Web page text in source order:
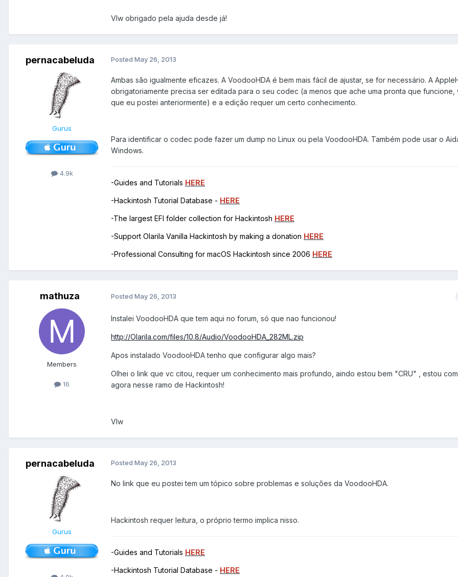
Vlw obrigado pela ajuda desde já!
pernacabeluda
Gurus
4.9k
Posted May 26, 2013
Ambas são igualmente eficazes. A VoodooHDA é bem mais fácil de ajustar, se for necessário. A
obrigatoriamente precisa ser editada para o seu codec (a menos que ache uma pronta que funcione,
que eu postei anteriormente) e a edição requer um certo conhecimento.
Para identificar o codec pode fazer um dump no Linux ou pela VoodooHDA. Também pode usar o
Windows.
-Guides and Tutorials HERE
-Hackintosh Tutorial Database - HERE
-The largest EFI folder collection for Hackintosh HERE
-Support Olarila Vanilla Hackintosh by making a donation HERE
-Professional Consulting for macOS Hackintosh since 2006 HERE
mathuza
Members
16
Posted May 26, 2013
Instalei VoodooHDA que tem aqui no forum, só que nao funcionou!
http://Olarila.com/files/10.8/Audio/VoodooHDA_282ML.zip
Apos instalado VoodooHDA tenho que configurar algo mais?
Olhei o link que vc citou, requer um conhecimento mais profundo, aindo estou bem "CRU" , estou
agora nesse ramo de Hackintosh!
Vlw
pernacabeluda
Gurus
Posted May 26, 2013
No link que eu postei tem um tópico sobre problemas e soluções da VoodooHDA.
Hackintosh requer leitura, o próprio termo implica nisso.
-Guides and Tutorials HERE
-Hackintosh Tutorial Database - HERE